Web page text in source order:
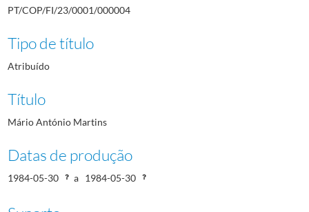
PT/COP/FI/23/0001/000004
Tipo de título
Atribuído
Título
Mário António Martins
Datas de produção
1984-05-30 a 1984-05-30